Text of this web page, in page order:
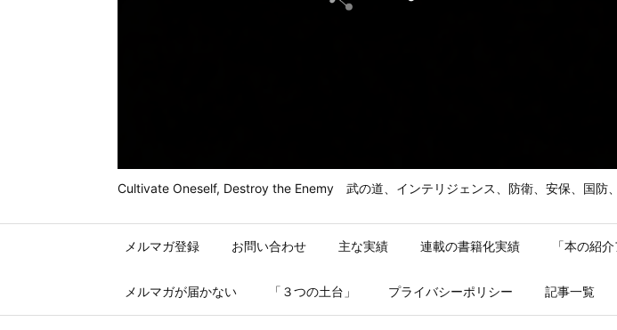
Cultivate Oneself, Destroy the Enemy 武の道、インテリジェンス、防衛、安保、国防
メルマガ登録 お問い合わせ 主な実績 連載の書籍化実績 「本の紹
メルマガが届かない 「３つの土台」 プライバシーポリシー 記事一覧